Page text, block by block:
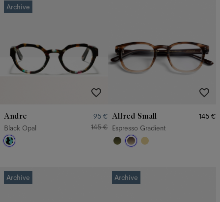
Archive
Andre
95 €
Black Opal
145 €
Alfred Small
145 €
Espresso Gradient
Archive Archive